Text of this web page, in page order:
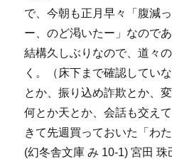
で、今朝も正月早々「腹減
ー、のど渇いたー」なので
結構久しぶりなので、道々
く。（床下まで確認してい
とか、振り込め詐欺とか、
何とか天とか、会話も交え
きて先週買っておいた「わ
(幻冬舎文庫 み 10-1) 宮田